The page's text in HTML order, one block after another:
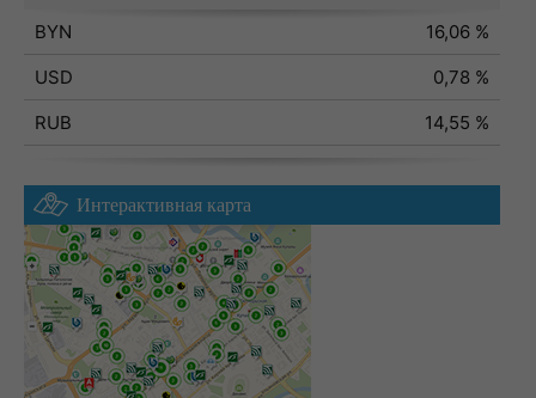
BYN
16,06 %
USD
0,78 %
RUB
14,55 %
Интерактивная карта